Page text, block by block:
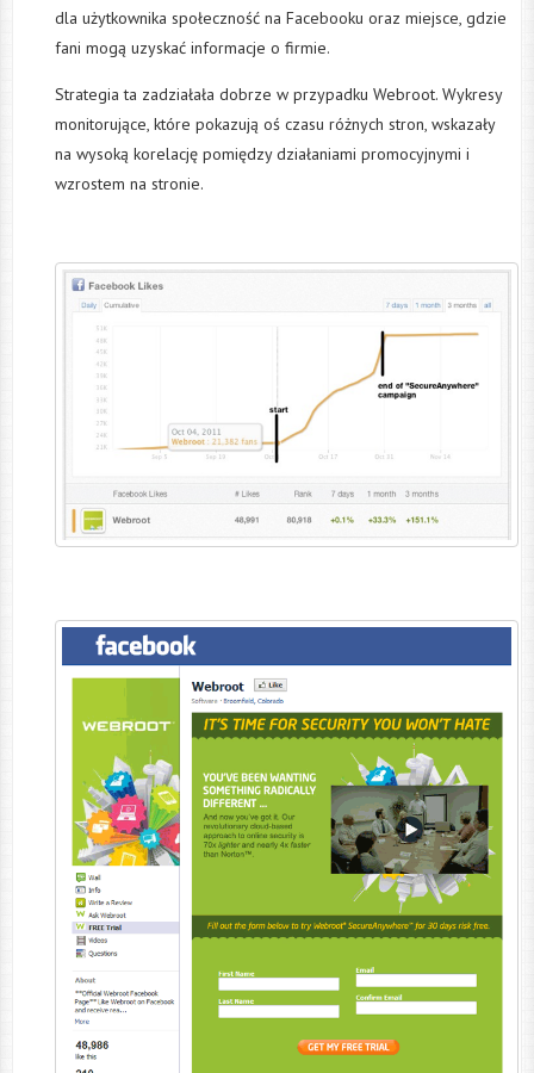
dla użytkownika społeczność na Facebooku oraz miejsce, gdzie
fani mogą uzyskać informacje o firmie.
Strategia ta zadziałała dobrze w przypadku Webroot. Wykresy
monitorujące, które pokazują oś czasu różnych stron, wskazały
na wysoką korelację pomiędzy działaniami promocyjnymi i
wzrostem na stronie.